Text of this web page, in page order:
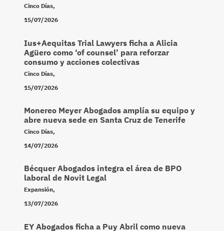
Cinco Días,
15/07/2026
Ius+Aequitas Trial Lawyers ficha a Alicia
Agüero como ‘of counsel’ para reforzar
consumo y acciones colectivas
Cinco Días,
15/07/2026
Monereo Meyer Abogados amplía su equipo y
abre nueva sede en Santa Cruz de Tenerife
Cinco Días,
14/07/2026
Bécquer Abogados integra el área de BPO
laboral de Novit Legal
Expansión,
13/07/2026
EY Abogados ficha a Puy Abril como nueva